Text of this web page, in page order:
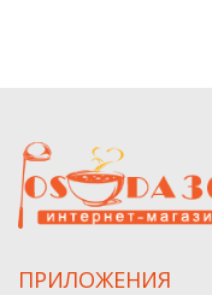
ПРИЛОЖЕНИЯ